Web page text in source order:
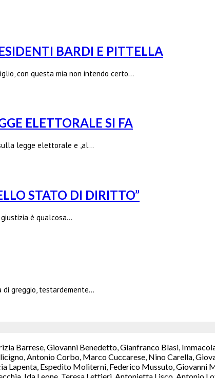
BARDI E PITTELLA
con questa mia non intendo certo…
ELETTORALE SI FA
legge elettorale e ,al…
STATO DI DIRITTO”
è qualcosa…
di greggio, testardemente…
Barrese, Giovanni Benedetto, Gianfranco Blasi,
Antonio Corbo, Marco Cuccarese, Nino Carella,
Lapenta, Espedito Moliterni, Federico Mussuto,